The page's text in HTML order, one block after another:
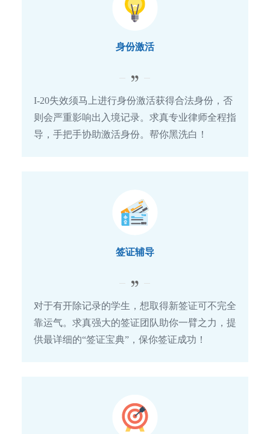
身份激活
I-20失效须马上进行身份激活获得合法身份，否
则会严重影响出入境记录。求真专业律师全程指
导，手把手协助激活身份。帮你黑洗白！
签证辅导
对于有开除记录的学生，想取得新签证可不完全
靠运气。求真强大的签证团队助你一臂之力，提
供最详细的“签证宝典”，保你签证成功！